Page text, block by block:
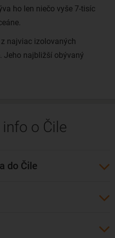
ho len niečo vyše 7-tisíc
najviac izolovaných
Jeho najbližší obývaný
nachádzajú len na niekoľkých
je historicky vysvetlená.
zoženiete len veľmi
ostrov, z našich
španielske aerolinky Iberia,
o Čile
do Čile